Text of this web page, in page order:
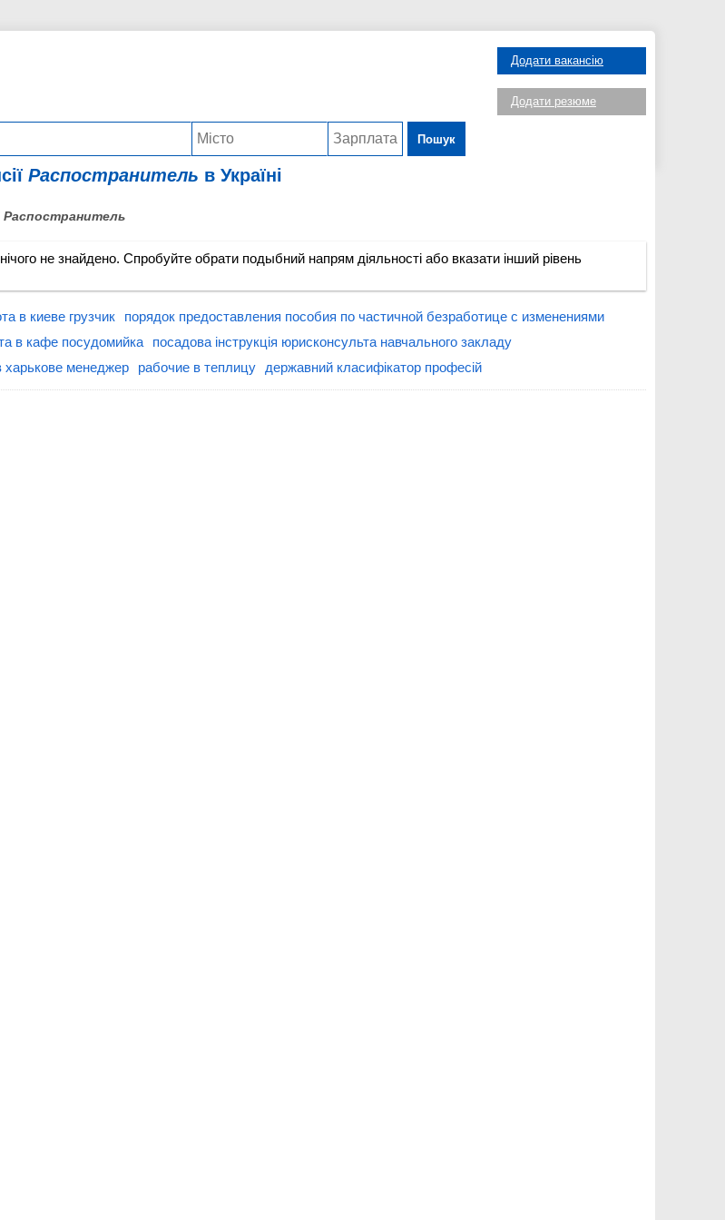
Пошук
Додати вакансію
Додати резюме
Распостранитель в Україні
Распостранитель
не знайдено. Спробуйте обрати подыбний напрям діяльності або вказати інший рівень
в киеве грузчик
порядок предоставления пособия по частичной безработице с изменениями
в кафе посудомийка
посадова інструкція юрисконсульта навчального закладу
харькове менеджер рабочие в теплицу державний класифікатор професій